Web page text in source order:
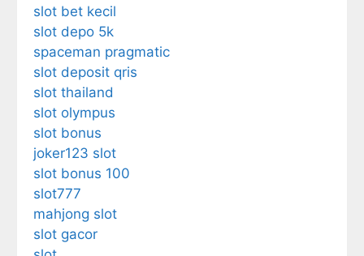
slot bet kecil
slot depo 5k
spaceman pragmatic
slot deposit qris
slot thailand
slot olympus
slot bonus
joker123 slot
slot bonus 100
slot777
mahjong slot
slot gacor